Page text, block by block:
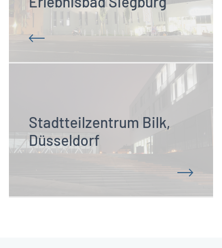
Stadtteilzentrum Bilk,
Düsseldorf